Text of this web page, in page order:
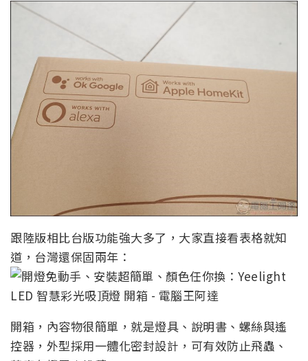
跟陸版相比台版功能強大多了，大家直接看表格就知
道，台灣還保固兩年：
開箱，內容物很簡單，就是燈具、說明書、螺絲與遙
控器，外型採用一體化密封設計，可有效防止飛蟲、